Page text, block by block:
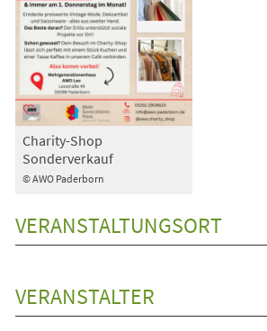
© AWO Paderborn
Charity-Shop
Sonderverkauf
VERANSTALTUNGSORT
VERANSTALTER